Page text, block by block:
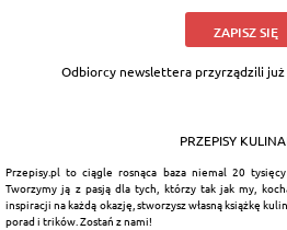
ZAPISZ SIĘ
Odbiorcy newslettera przyrządzili już
PRZEPISY
Przepisy.pl to ciągle rosnąca baza niemal 20
Tworzymy ją z pasją dla tych, którzy tak jak my,
inspiracji na każdą okazję, stworzysz własną książkę
porad i trików. Zostań z nami!